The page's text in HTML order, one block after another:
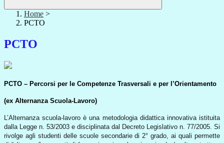
Home >
PCTO
PCTO
PCTO – Percorsi per le Competenze Trasversali e per l’Orientamento
(ex Alternanza Scuola-Lavoro)
L’Alternanza scuola-lavoro è una metodologia didattica innovativa istituita
dalla Legge n. 53/2003 e disciplinata dal Decreto Legislativo n. 77/2005. Si
rivolge agli studenti delle scuole secondarie di 2° grado, ai quali permette